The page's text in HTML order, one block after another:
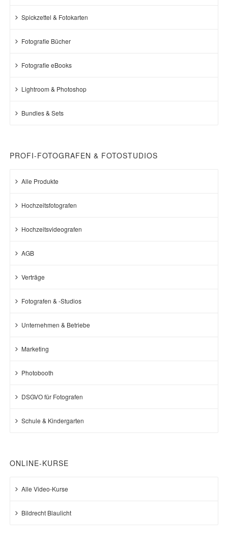
Spickzettel & Fotokarten
Fotografie Bücher
Fotografie eBooks
Lightroom & Photoshop
Bundles & Sets
PROFI-FOTOGRAFEN & FOTOSTUDIOS
Alle Produkte
Hochzeitsfotografen
Hochzeitsvideografen
AGB
Verträge
Fotografen & -Studios
Unternehmen & Betriebe
Marketing
Photobooth
DSGVO für Fotografen
Schule & Kindergarten
ONLINE-KURSE
Alle Video-Kurse
Bildrecht Blaulicht